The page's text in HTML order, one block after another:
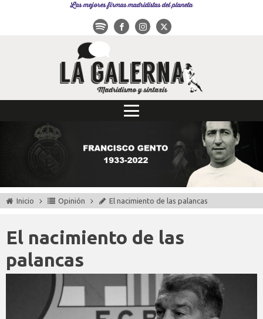
Las mejores firmas madridistas del planeta
Inicio Opinión El nacimiento de las palancas
El nacimiento de las
palancas